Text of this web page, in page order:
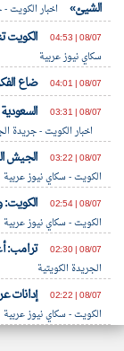
الشيئ»
اخبار الكويت
08/07 | 04:53
الكويت
سكاي نيوز عربية
08/07 | 04:01
ضاع
08/07 | 03:31
اخبار الكويت - جريدة
08/07 | 03:22
الجيش
الكويت - سكاي نيوز عربية
08/07 | 02:54
الكويت:
الكويت - سكاي نيوز عربية
08/07 | 02:30
ترامب:
الجريدة الكويتية
08/07 | 02:22
إدانات
الكويت - سكاي نيوز عربية